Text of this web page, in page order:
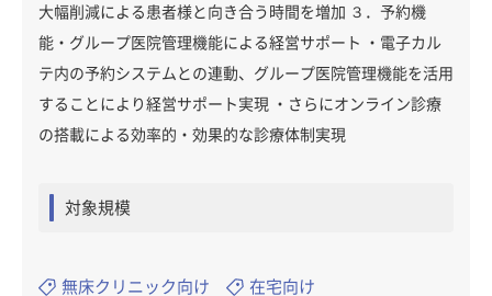
大幅削減による患者様と向き合う時間を増加 ３．予約機
能・グループ医院管理機能による経営サポート ・電子カル
テ内の予約システムとの連動、グループ医院管理機能を活用
することにより経営サポート実現 ・さらにオンライン診療
の搭載による効率的・効果的な診療体制実現
対象規模
無床クリニック向け 在宅向け